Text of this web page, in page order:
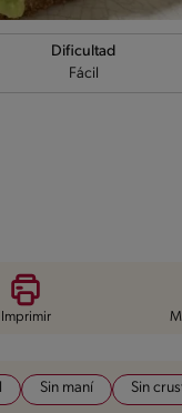
Dificultad
Fácil
Imprimir
Sin maní Sin